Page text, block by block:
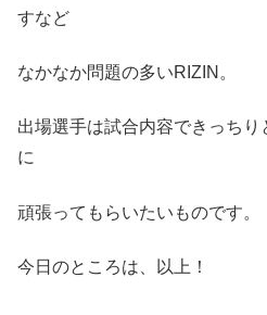
すなど
なかなか問題の多いRIZIN。
出場選手は試合内容できっちり
に
頑張ってもらいたいものです。
今日のところは、以上！